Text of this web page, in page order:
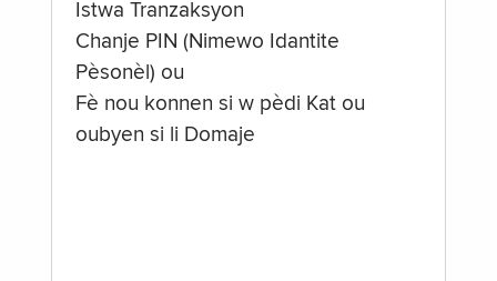
Istwa Tranzaksyon
Chanje PIN (Nimewo Idantite
Pèsonèl) ou
Fè nou konnen si w pèdi Kat ou
oubyen si li Domaje